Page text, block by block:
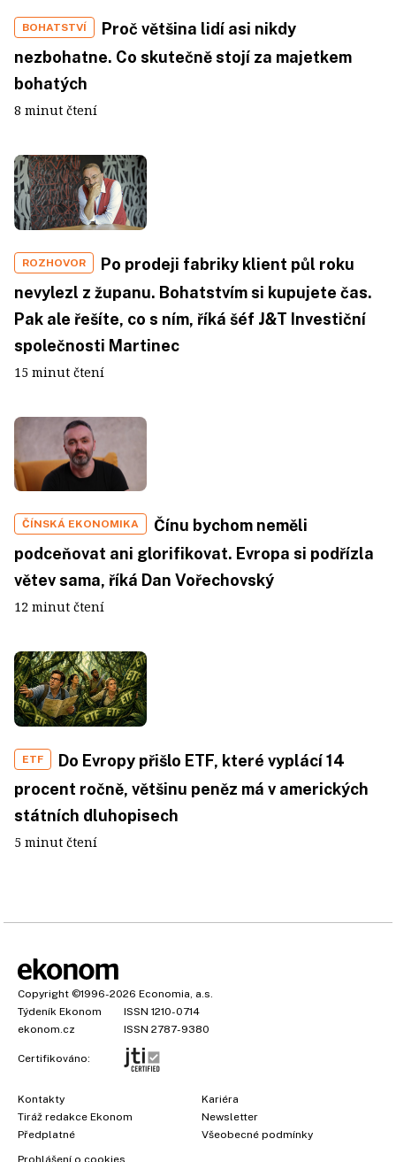
BOHATSTVÍ
Proč většina lidí asi nikdy
nezbohatne. Co skutečně stojí za majetkem
bohatých
8 minut čtení
ROZHOVOR
Po prodeji fabriky klient půl roku
nevylezl z županu. Bohatstvím si kupujete čas.
Pak ale řešíte, co s ním, říká šéf J&T Investiční
společnosti Martinec
15 minut čtení
ČÍNSKÁ EKONOMIKA
Čínu bychom neměli
podceňovat ani glorifikovat. Evropa si podřízla
větev sama, říká Dan Vořechovský
12 minut čtení
ETF
Do Evropy přišlo ETF, které vyplácí 14
procent ročně, většinu peněz má v amerických
státních dluhopisech
5 minut čtení
Copyright ©1996-2026 Economia, a.s.
Týdeník Ekonom
ISSN 1210-0714
ekonom.cz
ISSN 2787-9380
Certifikováno:
Kontakty
Tiráž redakce Ekonom
Předplatné
Kariéra
Newsletter
Všeobecné podmínky
Prohlášení o cookies